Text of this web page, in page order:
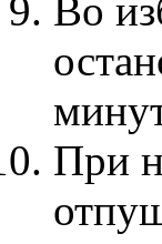
Во
При